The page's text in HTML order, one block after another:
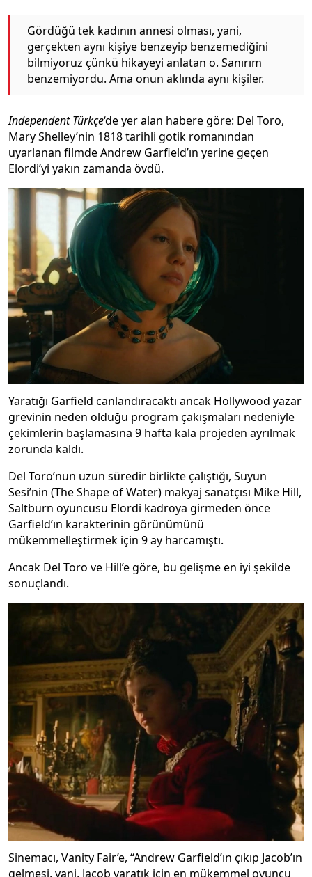
Gördüğü tek kadının annesi olması, yani,
gerçekten aynı kişiye benzeyip benzemediğini
bilmiyoruz çünkü hikayeyi anlatan o. Sanırım
benzemiyordu. Ama onun aklında aynı kişiler.
Independent Türkçe‘de yer alan habere göre: Del Toro,
Mary Shelley’nin 1818 tarihli gotik romanından
uyarlanan filmde Andrew Garfield’ın yerine geçen
Elordi’yi yakın zamanda övdü.
Yaratığı Garfield canlandıracaktı ancak Hollywood yazar
grevinin neden olduğu program çakışmaları nedeniyle
çekimlerin başlamasına 9 hafta kala projeden ayrılmak
zorunda kaldı.
Del Toro’nun uzun süredir birlikte çalıştığı, Suyun
Sesi’nin (The Shape of Water) makyaj sanatçısı Mike Hill,
Saltburn oyuncusu Elordi kadroya girmeden önce
Garfield’ın karakterinin görünümünü
mükemmelleştirmek için 9 ay harcamıştı.
Ancak Del Toro ve Hill’e göre, bu gelişme en iyi şekilde
sonuçlandı.
Sinemacı, Vanity Fair’e, “Andrew Garfield’ın çıkıp Jacob’ın
gelmesi, yani, Jacob yaratık için en mükemmel oyuncu